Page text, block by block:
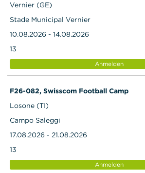
Vernier (GE)
Stade Municipal Vernier
10.08.2026 - 14.08.2026
13
Anmelden
F26-082, Swisscom Football Camp
Losone (TI)
Campo Saleggi
17.08.2026 - 21.08.2026
13
Anmelden